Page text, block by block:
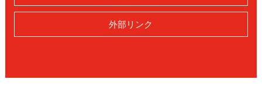
外部リンク